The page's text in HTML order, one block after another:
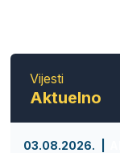
Vijesti
Aktuelno
03.08.2026.